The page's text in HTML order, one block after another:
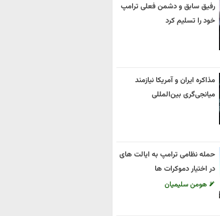
رفیق سابق و دشمن فعلی ترامپ
خود را تسلیم کرد
مذاکره ایران و آمریکا نیازمند
میانجی‌گری بین‌المللی
حمله نظامی ترامپ به ایالت های
در اختیار دموکرات ها
هومن سلیمیان